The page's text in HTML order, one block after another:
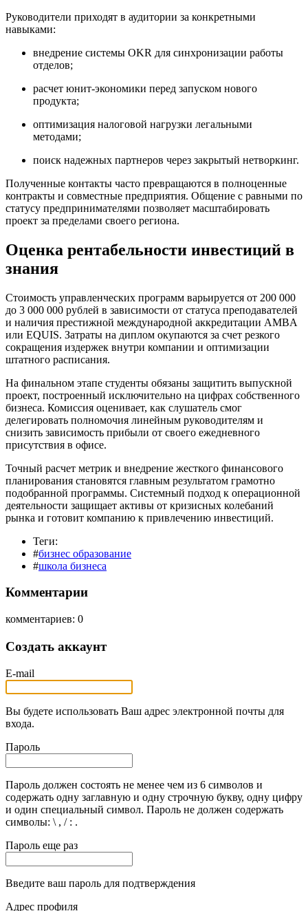
Руководители приходят в аудитории за конкретными
навыками:
внедрение системы OKR для синхронизации работы
отделов;
расчет юнит-экономики перед запуском нового
продукта;
оптимизация налоговой нагрузки легальными
методами;
поиск надежных партнеров через закрытый нетворкинг.
Полученные контакты часто превращаются в полноценные
контракты и совместные предприятия. Общение с равными по
статусу предпринимателями позволяет масштабировать
проект за пределами своего региона.
Оценка рентабельности инвестиций в
знания
Стоимость управленческих программ варьируется от 200 000
до 3 000 000 рублей в зависимости от статуса преподавателей
и наличия престижной международной аккредитации AMBA
или EQUIS. Затраты на диплом окупаются за счет резкого
сокращения издержек внутри компании и оптимизации
штатного расписания.
На финальном этапе студенты обязаны защитить выпускной
проект, построенный исключительно на цифрах собственного
бизнеса. Комиссия оценивает, как слушатель смог
делегировать полномочия линейным руководителям и
снизить зависимость прибыли от своего ежедневного
присутствия в офисе.
Точный расчет метрик и внедрение жесткого финансового
планирования становятся главным результатом грамотно
подобранной программы. Системный подход к операционной
деятельности защищает активы от кризисных колебаний
рынка и готовит компанию к привлечению инвестиций.
Теги:
#бизнес образование
#школа бизнеса
Комментарии
комментариев: 0
Создать аккаунт
E-mail
Вы будете использовать Ваш адрес электронной почты для
входа.
Пароль
Пароль должен состоять не менее чем из 6 символов и
содержать одну заглавную и одну строчную букву, одну цифру
и один специальный символ. Пароль не должен содержать
символы: \ , / : .
Пароль еще раз
Введите ваш пароль для подтверждения
Адрес профиля